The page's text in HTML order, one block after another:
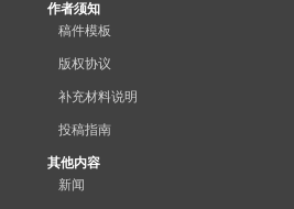
作者须知
稿件模板
版权协议
补充材料说明
投稿指南
其他内容
新闻